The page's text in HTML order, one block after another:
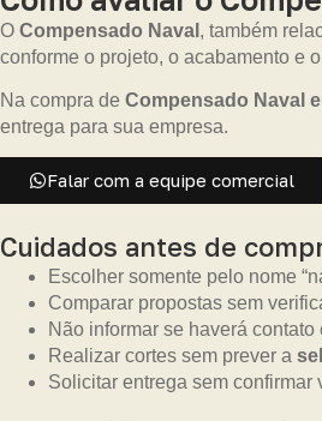
O Compensado Naval , também
conforme o projeto, o acabamento e
Na compra de Compensado Naval
entrega para sua empresa.
Falar com a equipe comercial
Cuidados antes de
Escolher somente pelo nome
Comparar propostas sem
Não informar se haverá
Realizar cortes sem prever a
Solicitar entrega sem